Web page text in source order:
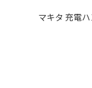
マキタ 充電